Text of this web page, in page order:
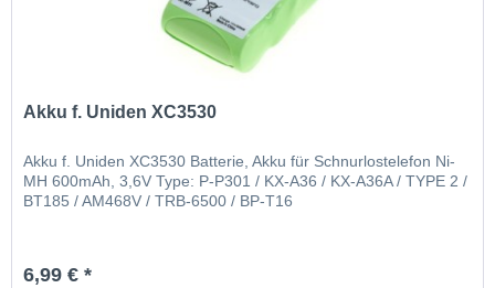
Akku f. Uniden XC3530
Akku f. Uniden XC3530 Batterie, Akku für Schnurlostelefon Ni-
MH 600mAh, 3,6V Type: P-P301 / KX-A36 / KX-A36A / TYPE 2 /
BT185 / AM468V / TRB-6500 / BP-T16
6,99 € *